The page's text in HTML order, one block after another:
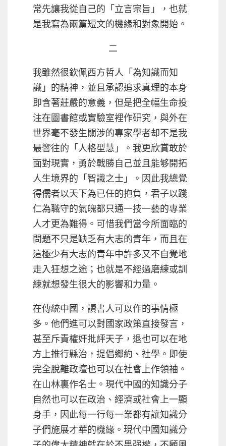
常先讓我從自己的「立言宗旨」，也就
是我寫為兩篇短文的機緣和對象開始。
二
我雖然很欽佩西方哲人「為知識而知
識」的精神，並且承認追求真理的本身
即含著莊嚴的意義，但是把全幅生命投
注在圖書館或實驗室裡作研究，與外在
世界毫不發生關涉的專家學者却不是我
最響往的「人格型慧」。我更欣賞敢於
面對現實，勇於戰勝自己並且能够開拓
人生境界的「智識之士」。因此我總覺
得儒者以天下為已任的抱負，君子以踐
仁為職守的氣魄都只通一技一藝的專業
人才更為難得。可惜我們當今所面臨的
問題不只是缺乏有大志的青年，而且在
這極少有大志的青年中許多又不自覺地
走入狂想之途；也就是不經過磨練或訓
練就想發生很大的影響和力量。
在傳統中國，讀書人可以作的事情極
多。他們進可以對國家政策直接發言，
甚至斥責權奸批評天子，退也可以在地
方上推行縣治，提倡鄉約、社學。即使
完全脫離政壇也可以在社會上作領袖。
在山林裏作名士。現代中國的知識分子
自然也可以在政治、經濟或社會上一顯
身手，因此每一行每一業都有讓知識分
子們施展才華的機緣。現代中國知識分